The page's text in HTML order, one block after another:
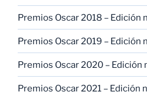
Premios Oscar 2018 – Edición
Premios Oscar 2019 – Edición
Premios Oscar 2020 – Edición
Premios Oscar 2021 – Edición